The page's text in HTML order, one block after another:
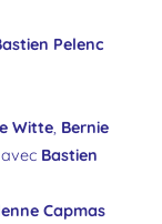
Pelenc
Witte, Bernie
Bastien
Capmas